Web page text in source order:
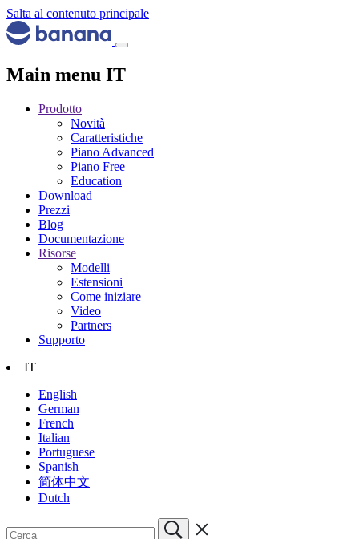
Salta al contenuto principale
Main menu IT
Prodotto
Novità
Caratteristiche
Piano Advanced
Piano Free
Education
Download
Prezzi
Blog
Documentazione
Risorse
Modelli
Estensioni
Come iniziare
Video
Partners
Supporto
IT
English
German
French
Italian
Portuguese
Spanish
简体中文
Dutch